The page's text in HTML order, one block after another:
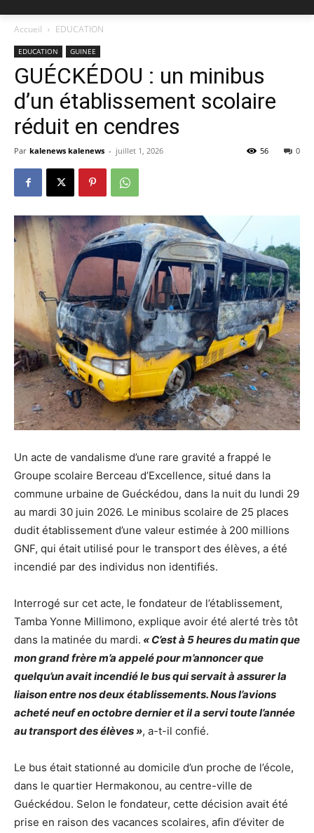
Accueil EDUCATION
EDUCATION GUINEE
GUÉCKÉDOU : un minibus
d’un établissement scolaire
réduit en cendres
Par kalenews kalenews - juillet 1, 2026 0
56
Un acte de vandalisme d’une rare gravité a frappé le
Groupe scolaire Berceau d’Excellence, situé dans la
commune urbaine de Guéckédou, dans la nuit du lundi 29
au mardi 30 juin 2026. Le minibus scolaire de 25 places
dudit établissement d’une valeur estimée à 200 millions
GNF, qui était utilisé pour le transport des élèves, a été
incendié par des individus non identifiés.
Interrogé sur cet acte, le fondateur de l’établissement,
Tamba Yonne Millimono, explique avoir été alerté très tôt
dans la matinée du mardi. « C’est à 5 heures du matin que
mon grand frère m’a appelé pour m’annoncer que
quelqu’un avait incendié le bus qui servait à assurer la
liaison entre nos deux établissements. Nous l’avions
acheté neuf en octobre dernier et il a servi toute l’année
au transport des élèves », a-t-il confié.
Le bus était stationné au domicile d’un proche de l’école,
dans le quartier Hermakonou, au centre-ville de
Guéckédou. Selon le fondateur, cette décision avait été
prise en raison des vacances scolaires, afin d’éviter de